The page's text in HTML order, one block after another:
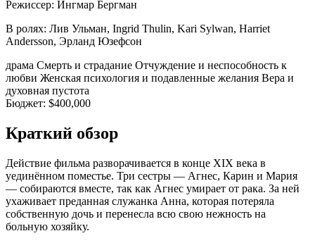
Режиссер: Ингмар Бергман
В ролях: Лив Ульман, Ingrid Thulin, Kari Sylwan, Harriet
Andersson, Эрланд Юзефсон
драма Смерть и страдание Отчуждение и неспособность к
любви Женская психология и подавленные желания Вера и
духовная пустота
Бюджет: $400,000
Краткий обзор
Действие фильма разворачивается в конце XIX века в
уединённом поместье. Три сестры — Агнес, Карин и Мария
— собираются вместе, так как Агнес умирает от рака. За ней
ухаживает преданная служанка Анна, которая потеряла
собственную дочь и перенесла всю свою нежность на
больную хозяйку.